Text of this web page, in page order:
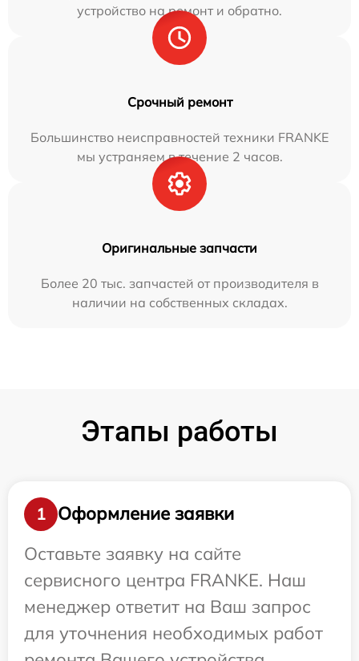
устройство на ремонт и обратно.
Срочный ремонт
Большинство неисправностей техники FRANKE
мы устраняем в течение 2 часов.
Оригинальные запчасти
Более 20 тыс. запчастей от производителя в
наличии на собственных складах.
Этапы работы
1
Оформление заявки
Оставьте заявку на сайте
сервисного центра FRANKE. Наш
менеджер ответит на Ваш запрос
для уточнения необходимых работ